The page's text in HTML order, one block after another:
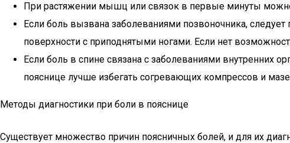
При растяжении мышц или связок в первые минуты
Если боль вызвана заболеваниями позвоночника,
поверхности с приподнятыми ногами. Если нет
Если боль в спине связана с заболеваниями внутренних
пояснице лучше избегать согревающих компрессов и
Методы диагностики при боли в пояснице
Существует множество причин поясничных болей, и для их